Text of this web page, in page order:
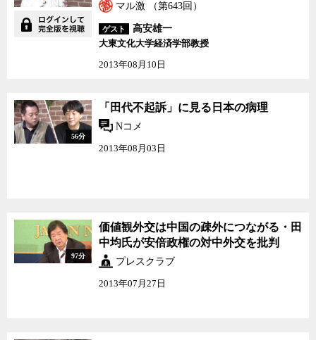
マル激 （第643回）
ゲスト
高安雄一
大東文化大学経済学部教授
2013年08月10日
「田代不起訴」に見る日
本の病理
56分
「田代不起訴」に見る日本の病理
Nコメ
2013年08月03日
価値観外交は中国の疎外
につながる・田中均氏が
安倍政権の対中外交を批
97分
価値観外交は中国の疎外につながる・田
中均氏が安倍政権の対中外交を批判
プレスクラブ
2013年07月27日